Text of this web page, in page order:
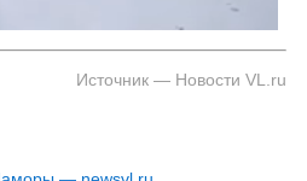
Источник — Новости VL.ru